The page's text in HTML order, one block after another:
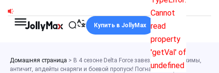
содержимому
Cannot
read
property
'getVal' of
undefined
Купить в JollyMax
Домашняя страница > В 4 сезоне Delta Force завезли новые режимы,
античит, апдейты снаряги и боевой пропуск! Погнали смотреть!